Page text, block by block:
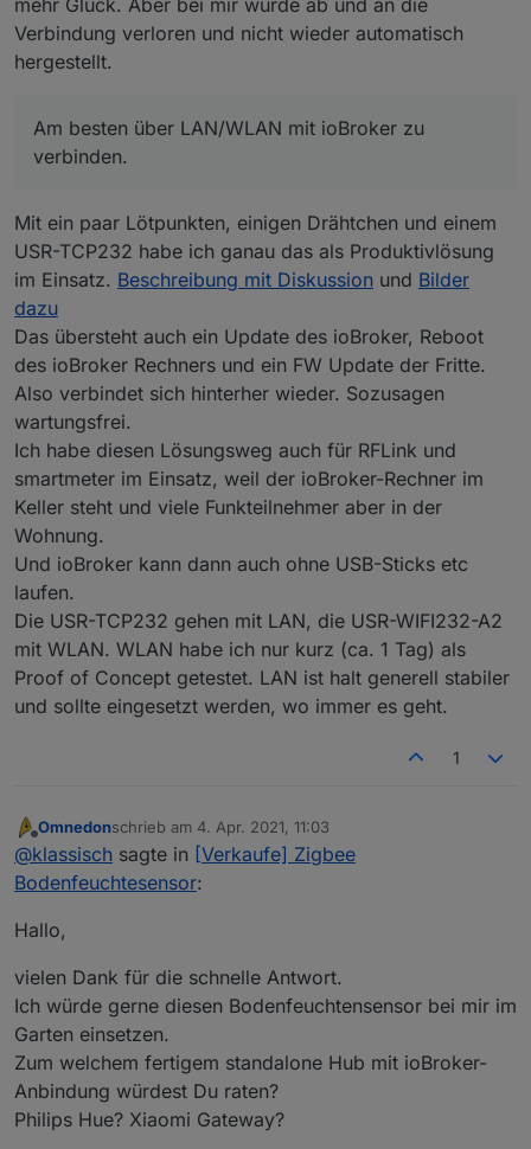
Verbindung verloren und nicht wieder automatisch
hergestellt.
Am besten über LAN/WLAN mit ioBroker zu
verbinden.
Mit ein paar Lötpunkten, einigen Drähtchen und einem
USR-TCP232 habe ich ganau das als Produktivlösung
im Einsatz. Beschreibung mit Diskussion und Bilder
dazu
Das übersteht auch ein Update des ioBroker, Reboot
des ioBroker Rechners und ein FW Update der Fritte.
Also verbindet sich hinterher wieder. Sozusagen
wartungsfrei.
Ich habe diesen Lösungsweg auch für RFLink und
smartmeter im Einsatz, weil der ioBroker-Rechner im
Keller steht und viele Funkteilnehmer aber in der
Wohnung.
Und ioBroker kann dann auch ohne USB-Sticks etc
laufen.
Die USR-TCP232 gehen mit LAN, die USR-WIFI232-A2
mit WLAN. WLAN habe ich nur kurz (ca. 1 Tag) als
Proof of Concept getestet. LAN ist halt generell stabiler
und sollte eingesetzt werden, wo immer es geht.
1
Offline
Omnedonschrieb am 4. Apr. 2021, 11:03
zuletzt editiert von
@klassisch sagte in [Verkaufe] Zigbee
Bodenfeuchtesensor:
Hallo,
vielen Dank für die schnelle Antwort.
Ich würde gerne diesen Bodenfeuchtensensor bei mir im
Garten einsetzen.
Zum welchem fertigem standalone Hub mit ioBroker-
Anbindung würdest Du raten?
Philips Hue? Xiaomi Gateway?